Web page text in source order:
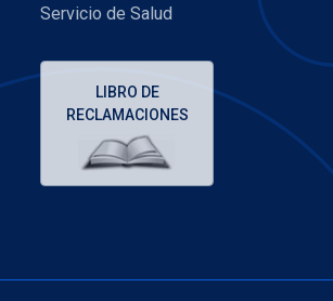
Servicio de Salud
LIBRO DE
RECLAMACIONES